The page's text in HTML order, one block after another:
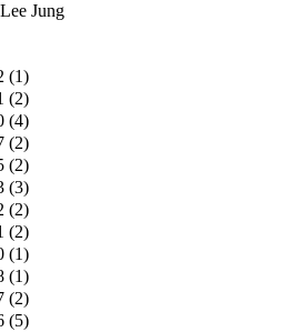
Jung
(1)
(2)
(4)
(2)
(2)
(3)
(2)
(2)
(1)
(1)
(2)
(5)